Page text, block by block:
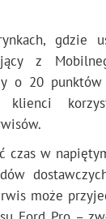
gdzie
z
o 20
klienci
czas w
może